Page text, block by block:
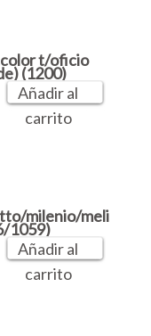
t/oficio
(1200)
Añadir al
carrito
milenio/meli
1059)
Añadir al
carrito